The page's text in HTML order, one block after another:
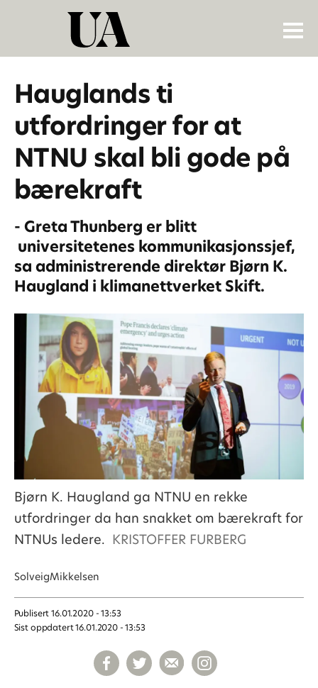
Hauglands ti
utfordringer for at
NTNU skal bli gode på
bærekraft
- Greta Thunberg er blitt
universitetenes kommunikasjonssjef,
sa administrerende direktør Bjørn K.
Haugland i klimanettverket Skift.
Bjørn K. Haugland ga NTNU en rekke
utfordringer da han snakket om bærekraft for
NTNUs ledere. KRISTOFFER FURBERG
SolveigMikkelsen
Publisert 16.01.2020 - 13:53
Sist oppdatert 16.01.2020 - 13:53